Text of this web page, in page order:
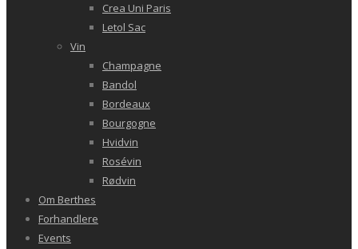
Crea Uni Paris
Letol Sac
Vin
Champagne
Bandol
Bordeaux
Bourgogne
Hvidvin
Rosévin
Rødvin
Om Berthes
Forhandlere
Events